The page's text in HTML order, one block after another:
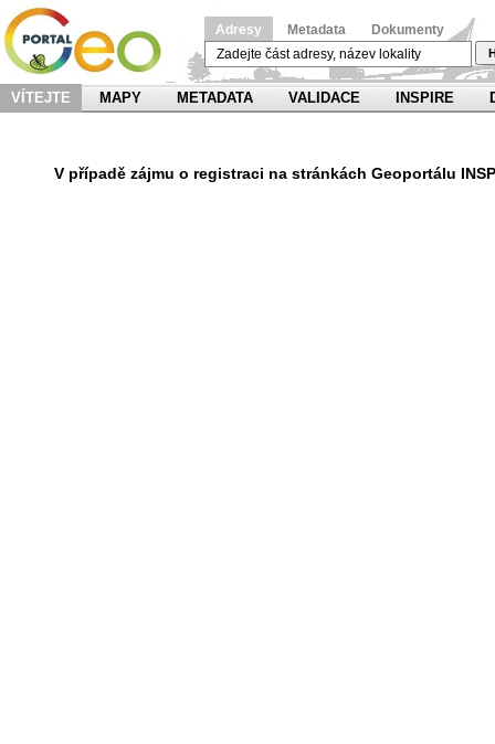
Adresy Metadata Dokumenty
VÍTEJTE MAPY METADATA VALIDACE INSPIRE
Vpřípadě zájmu o registraci na stránkách Geoportálu